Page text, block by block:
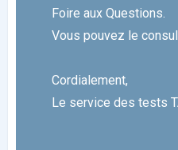
Foire aux Questions.
Vous pouvez le
Cordialement,
Le service des tests